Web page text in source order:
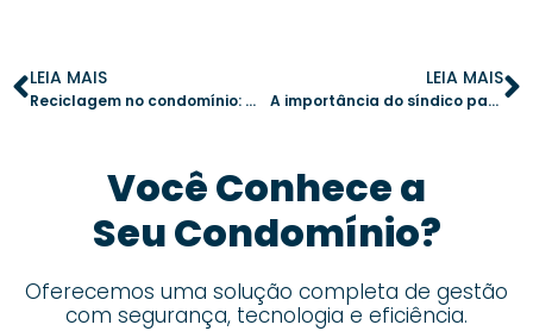
LEIA MAIS
Reciclagem no condomínio: como oficinas para crianças e adolescentes podem transformar o ambiente
LEIA MAIS
A importância do síndico participativo para o sucesso da gestão condominial
Você Conhece a
Seu Condomínio?
Oferecemos uma solução completa de gestão
com segurança, tecnologia e eficiência.